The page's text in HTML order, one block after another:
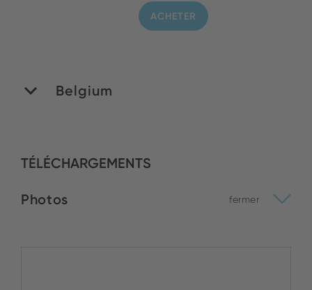
ACHETER
Belgium
TÉLÉCHARGEMENTS
Photos fermer